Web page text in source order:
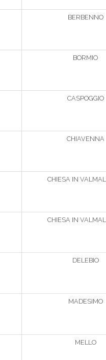
BERBENNO
BORMIO
CASPOGGIO
CHIAVENNA
CHIESA IN
CHIESA IN
DELEBIO
MADESIMO
MELLO